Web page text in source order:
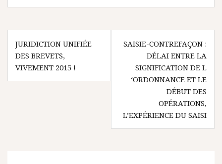
Navigation
de
l’article
JURIDICTION UNIFIÉE
DES BREVETS,
VIVEMENT 2015 !
SAISIE-CONTREFAÇON :
DÉLAI ENTRE LA
SIGNIFICATION DE L
‘ORDONNANCE ET LE
DÉBUT DES
OPÉRATIONS,
L’EXPÉRIENCE DU SAISI